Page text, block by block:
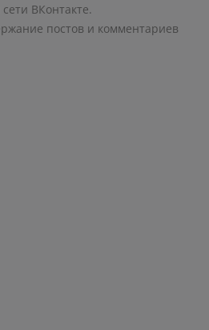
ВКонтакте.
постов и комментариев